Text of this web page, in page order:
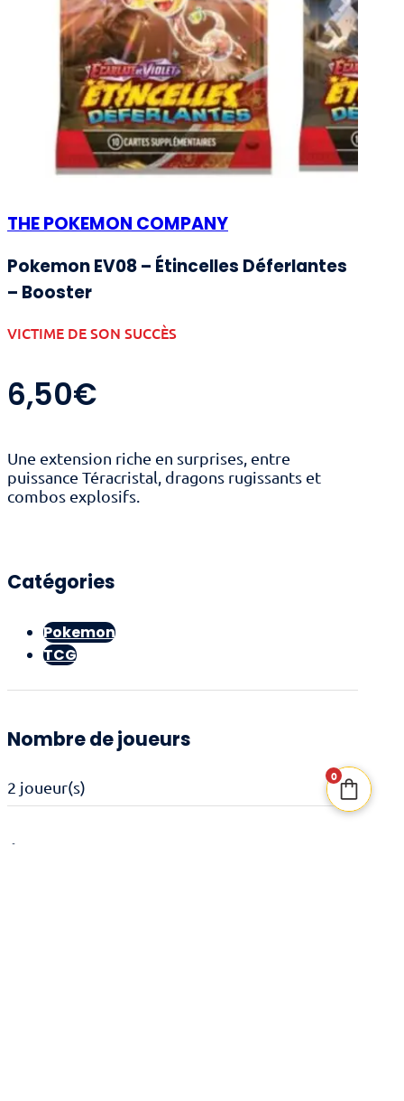
THE POKEMON COMPANY
Pokemon EV08 – Étincelles Déferlantes
– Booster
VICTIME DE SON SUCCÈS
6,50€
Une extension riche en surprises, entre
puissance Téracristal, dragons rugissants et
combos explosifs.
Catégories
Pokemon
TCG
Nombre de joueurs
2 joueur(s)
0